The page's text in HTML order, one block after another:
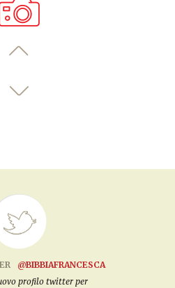
@BIBBIAFRANCESCA
profilo twitter per